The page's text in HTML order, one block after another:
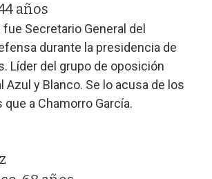
años
fue Secretario General del
durante la presidencia de
Líder del grupo de oposición
Azul y Blanco. Se lo acusa de los
a Chamorro García.